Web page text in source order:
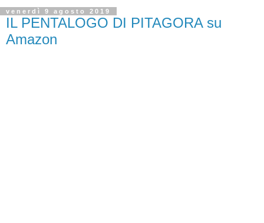
venerdì 9 agosto 2019
IL PENTALOGO DI PITAGORA su
Amazon